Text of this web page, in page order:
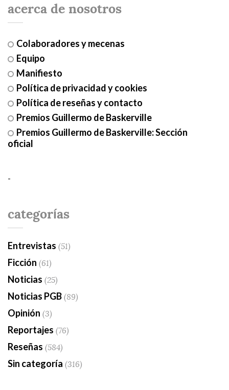
acerca de nosotros
Colaboradores y mecenas
Equipo
Manifiesto
Política de privacidad y cookies
Política de reseñas y contacto
Premios Guillermo de Baskerville
Premios Guillermo de Baskerville: Sección
oficial
-
categorías
Entrevistas (51)
Ficción (61)
Noticias (25)
Noticias PGB(89)
Opinión (3)
Reportajes (76)
Reseñas (584)
Sin categoría (316)